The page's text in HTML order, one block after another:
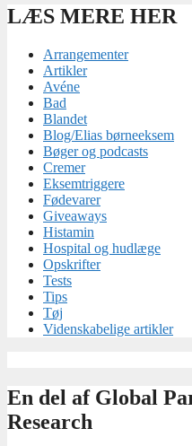
LÆS MERE HER
Arrangementer
Artikler
Avéne
Bad
Blandet
Blog/Elias børneeksem
Bøger og podcasts
Cremer
Eksemtriggere
Fødevarer
Giveaways
Histamin
Hospital og hudlæge
Opskrifter
Tests
Tips
Tøj
Videnskabelige artikler
En del af Global
Research